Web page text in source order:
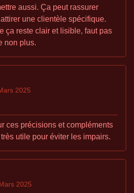
aussi. Ça peut rassurer
une clientèle spécifique.
ça reste clair et lisible, faut pas
non plus.
2025
ces précisions et compléments
utile pour éviter les impairs.
2025